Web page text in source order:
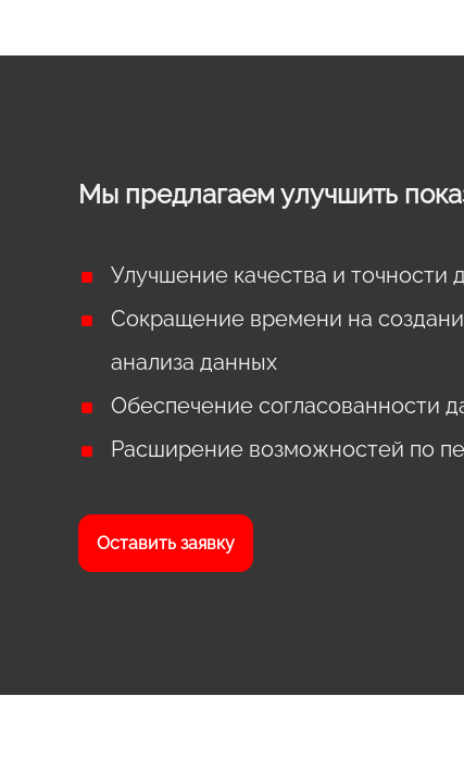
Мы предлагаем улучшить
Улучшение качества и точности
Сокращение времени на
анализа данных
Обеспечение согласованности
Расширение возможностей по
Оставить заявку